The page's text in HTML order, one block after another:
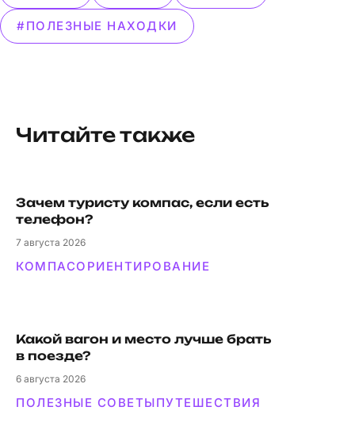
#ПОЛЕЗНЫЕ НАХОДКИ
Читайте также
Зачем туристу компас, если есть
телефон?
7 августа 2026
КОМПАСОРИЕНТИРОВАНИЕ
Какой вагон и мес­то луч­ше брать
в поезде?
6 августа 2026
ПОЛЕЗНЫЕ СОВЕТЫПУТЕШЕСТВИЯ